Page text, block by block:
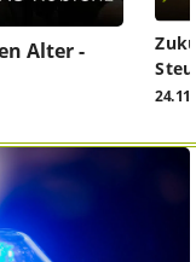
Alter -